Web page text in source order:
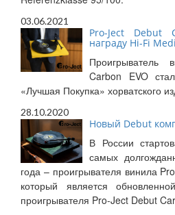
03.06.2021
Pro-Ject Debut
награду Hi-Fi
Проигрыватель
Carbon EVO
«Лучшая Покупка» хорватского
28.10.2020
Новый Debut
В России
самых
года – проигрывателя винила
который является
проигрывателя Pro-Ject Debut